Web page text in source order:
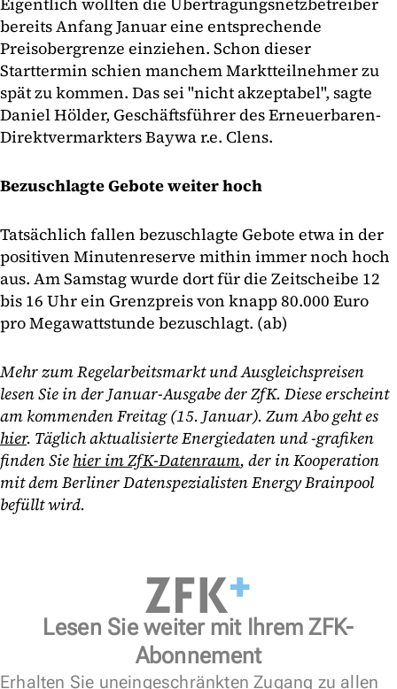
bereits Anfang Januar eine entsprechende
Preisobergrenze einziehen. Schon dieser
Starttermin schien manchem Marktteilnehmer zu
spät zu kommen. Das sei "nicht akzeptabel", sagte
Daniel Hölder, Geschäftsführer des Erneuerbaren-
Direktvermarkters Baywa r.e. Clens.
Bezuschlagte Gebote weiter hoch
Tatsächlich fallen bezuschlagte Gebote etwa in der
positiven Minutenreserve mithin immer noch hoch
aus. Am Samstag wurde dort für die Zeitscheibe 12
bis 16 Uhr ein Grenzpreis von knapp 80.000 Euro
pro Megawattstunde bezuschlagt. (ab)
Mehr zum Regelarbeitsmarkt und Ausgleichspreisen
lesen Sie in der Januar-Ausgabe der ZfK. Diese erscheint
am kommenden Freitag (15. Januar). Zum Abo geht es
hier. Täglich aktualisierte Energiedaten und -grafiken
finden Sie hier im ZfK-Datenraum, der in Kooperation
mit dem Berliner Datenspezialisten Energy Brainpool
befüllt wird.
Lesen Sie weiter mit Ihrem ZFK-
Abonnement
Erhalten Sie uneingeschränkten Zugang zu allen